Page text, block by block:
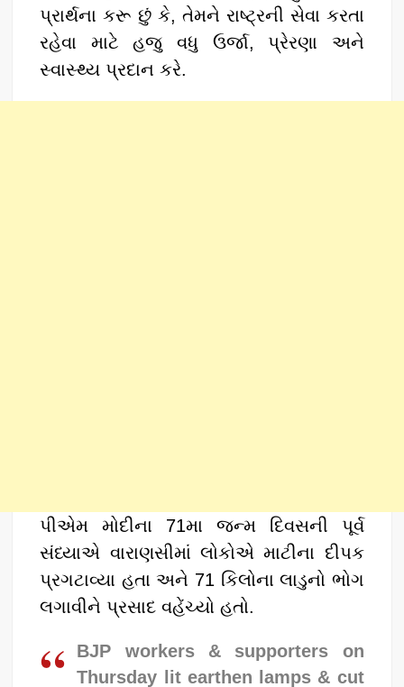
પ્રાર્થના કરૂ છું કે, તેમને રાષ્ટ્રની સેવા કરતા
રહેવા માટે હજુ વધુ ઉર્જા, પ્રેરણા અને
સ્વાસ્થ્ય પ્રદાન કરે.
પીએમ મોદીના 71મા જન્મ દિવસની પૂર્વ
સંધ્યાએ વારાણસીમાં લોકોએ માટીના દીપક
પ્રગટાવ્યા હતા અને 71 કિલોના લાડુનો ભોગ
લગાવીને પ્રસાદ વહેંચ્યો હતો.
BJP workers & supporters on
Thursday lit earthen lamps & cut